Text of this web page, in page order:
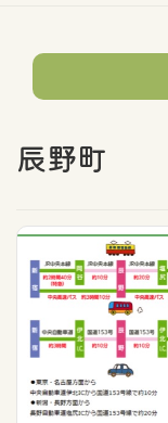
テーマ
すべてのタグ
移住者の声
住まい探しの
エリア
辰野町